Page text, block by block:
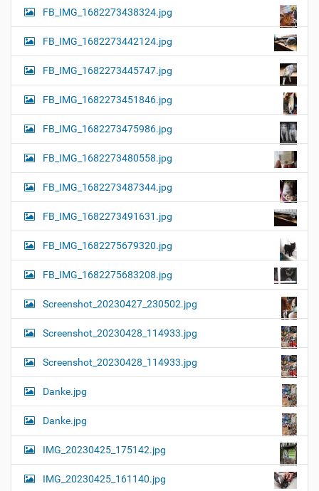
FB_IMG_1682273438324.jpg
FB_IMG_1682273442124.jpg
FB_IMG_1682273445747.jpg
FB_IMG_1682273451846.jpg
FB_IMG_1682273475986.jpg
FB_IMG_1682273480558.jpg
FB_IMG_1682273487344.jpg
FB_IMG_1682273491631.jpg
FB_IMG_1682275679320.jpg
FB_IMG_1682275683208.jpg
Screenshot_20230427_230502.jpg
Screenshot_20230428_114933.jpg
Screenshot_20230428_114933.jpg
Danke.jpg
Danke.jpg
IMG_20230425_175142.jpg
IMG_20230425_161140.jpg